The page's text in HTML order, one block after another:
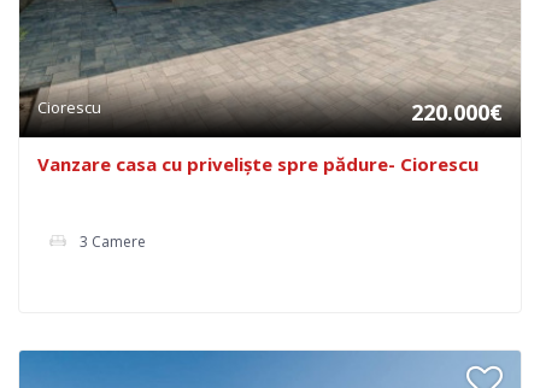
Ciorescu 220.000€
Vanzare casa cu priveliște spre pădure- Ciorescu
3 Camere